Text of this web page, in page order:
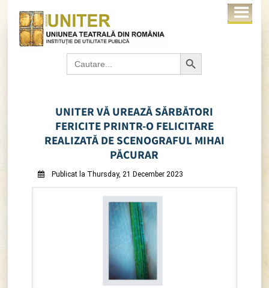
Search
for:
Search Button
UNITER VĂ UREAZĂ SĂRBĂTORI
FERICITE PRINTR-O FELICITARE
REALIZATĂ DE SCENOGRAFUL MIHAI
PĂCURAR
Publicat la Thursday, 21 December 2023